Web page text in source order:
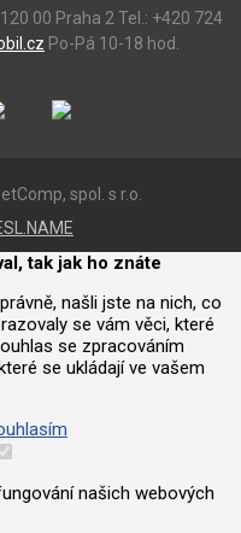
00 Praha 2 Tel.: +420 724
Po-Pá 10-18 hod.
spol. s r.o.
tak jak ho znáte
našli jste na nich, co
se vám věci, které
se zpracováním
se ukládají ve vašem
našich webových